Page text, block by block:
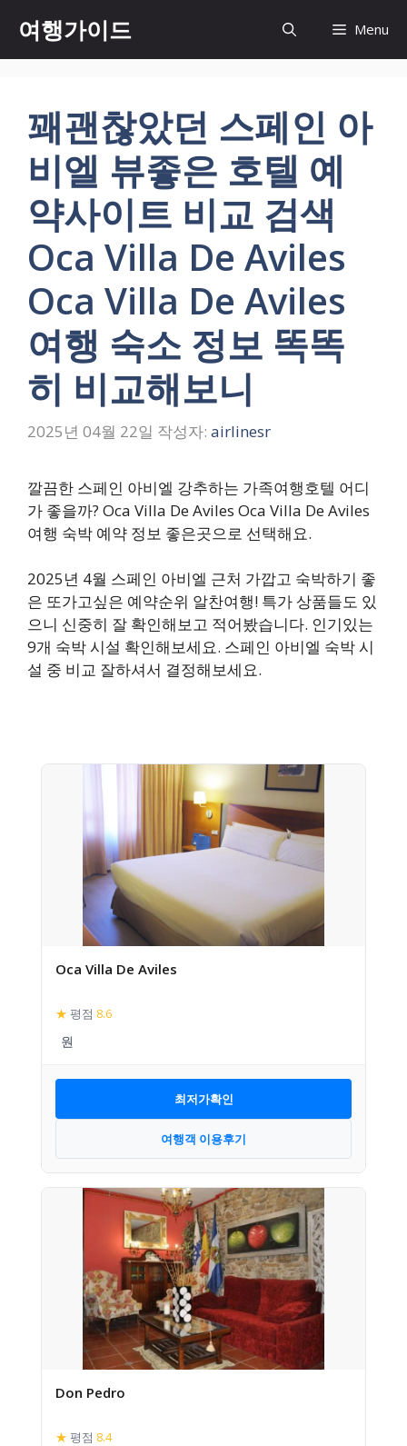
츠
여행가이드 Menu
꽤괜찮았던 스페인 아
비엘 뷰좋은 호텔 예
약사이트 비교 검색
Oca Villa De Aviles
Oca Villa De Aviles
여행 숙소 정보 똑똑
히 비교해보니
2025년 04월 22일 작성자: airlinesr
깔끔한 스페인 아비엘 강추하는 가족여행호텔 어디
가 좋을까? Oca Villa De Aviles Oca Villa De Aviles
여행 숙박 예약 정보 좋은곳으로 선택해요.
2025년 4월 스페인 아비엘 근처 가깝고 숙박하기 좋
은 또가고싶은 예약순위 알찬여행! 특가 상품들도 있
으니 신중히 잘 확인해보고 적어봤습니다. 인기있는
9개 숙박 시설 확인해보세요. 스페인 아비엘 숙박 시
설 중 비교 잘하셔서 결정해보세요.
Oca Villa De Aviles
★ 평점 8.6
최저가확인
여행객 이용후기
Don Pedro
★ 평점 8.4